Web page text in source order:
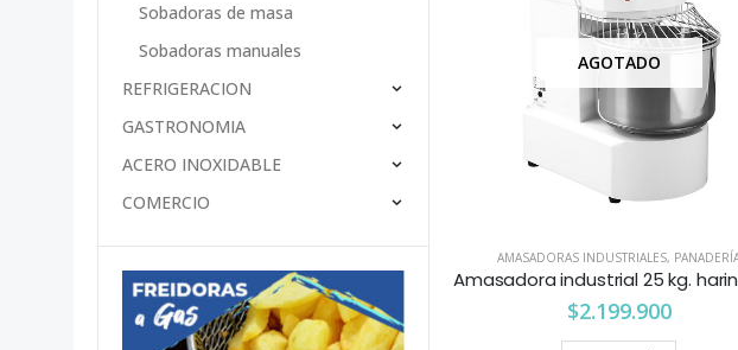
AGOTADO
AMASADORAS INDUSTRIALES,
$2.199.900
Sobadoras de masa
Sobadoras manuales
REFRIGERACION
GASTRONOMIA
ACERO INOXIDABLE
COMERCIO